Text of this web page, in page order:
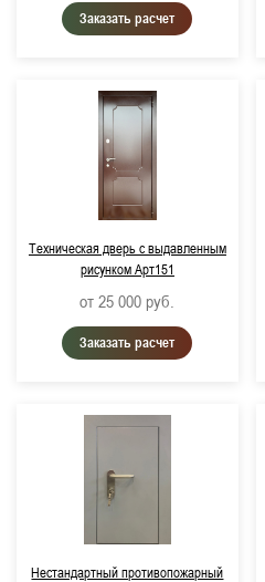
Заказать расчет
Техническая дверь с выдавленным
рисунком Арт151
от 25 000 руб.
Заказать расчет
Нестандартный противопожарный